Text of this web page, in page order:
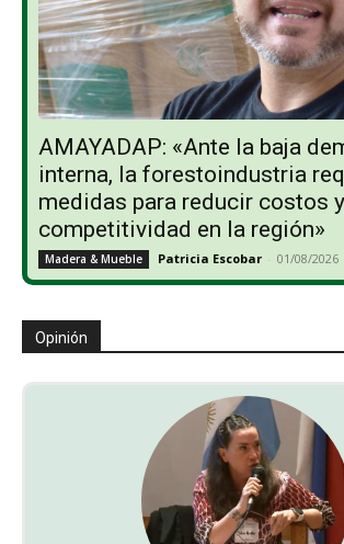
AMAYADAP: «Ante la baja
interna, la forestoindustria
medidas para reducir costos
competitividad en la región»
Madera & Mueble Patricia Escobar - 01/08/2026
Opinión